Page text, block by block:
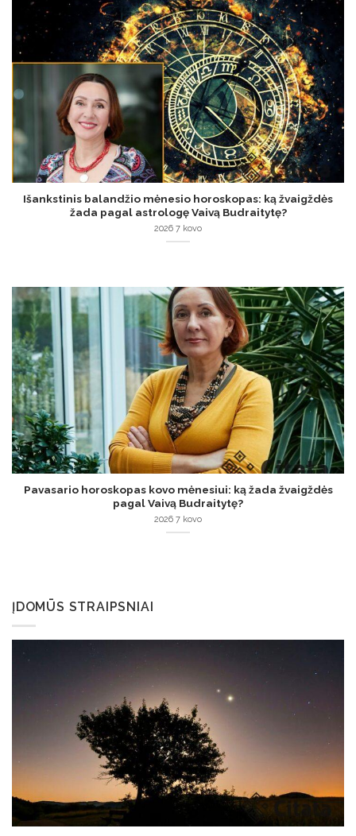
Išankstinis balandžio mėnesio horoskopas: ką žvaigždės
žada pagal astrologę Vaivą Budraitytę?
2026 7 kovo
Pavasario horoskopas kovo mėnesiui: ką žada žvaigždės
pagal Vaivą Budraitytę?
2026 7 kovo
ĮDOMŪS STRAIPSNIAI